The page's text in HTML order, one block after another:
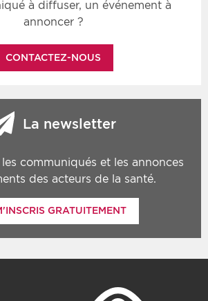
à diffuser, un événement à
annoncer ?
CONTACTEZ-NOUS
La newsletter
communiqués et les annonces
des acteurs de la santé.
GRATUITEMENT